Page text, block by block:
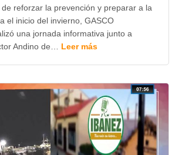
reforzar la prevención y preparar a la
el inicio del invierno, GASCO
una jornada informativa junto a
Andino de… Leer más